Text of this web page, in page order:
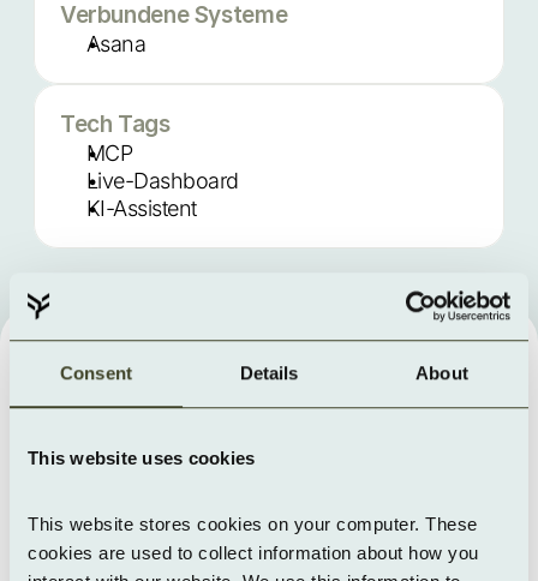
Consent Details About
This website uses cookies
This website stores cookies on your computer. These
cookies are used to collect information about how you
Verbundene Systeme
Asana
Tech Tags
MCP
Live-Dashboard
KI-Assistent
Wie die Microapplication im
Einsatz aussieht
Walkthrough